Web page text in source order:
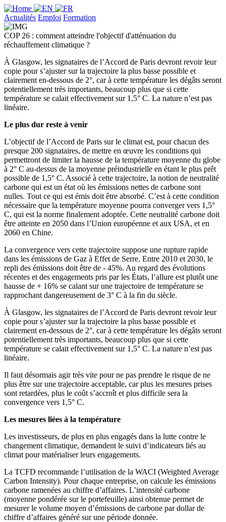
Actualités Emploi Formation
COP 26 : comment atteindre l'objectif d'atténuation du
réchauffement climatique ?
À Glasgow, les signataires de l’Accord de Paris devront revoir leur
copie pour s’ajuster sur la trajectoire la plus basse possible et
clairement en-dessous de 2°, car à cette température les dégâts seront
potentiellement très importants, beaucoup plus que si cette
température se calait effectivement sur 1,5° C. La nature n’est pas
linéaire.
Le plus dur reste à venir
L’objectif de l’Accord de Paris sur le climat est, pour chacun des
presque 200 signataires, de mettre en œuvre les conditions qui
permettront de limiter la hausse de la température moyenne du globe
à 2° C au-dessus de la moyenne préindustrielle en étant le plus prêt
possible de 1,5° C. Associé à cette trajectoire, la notion de neutralité
carbone qui est un état où les émissions nettes de carbone sont
nulles. Tout ce qui est émis doit être absorbé. C’est à cette condition
nécessaire que la température moyenne pourra converger vers 1,5°
C, qui est la norme finalement adoptée. Cette neutralité carbone doit
être atteinte en 2050 dans l’Union européenne et aux USA, et en
2060 en Chine.
La convergence vers cette trajectoire suppose une rupture rapide
dans les émissions de Gaz à Effet de Serre. Entre 2010 et 2030, le
repli des émissions doit être de - 45%. Au regard des évolutions
récentes et des engagements pris par les États, l’allure est plutôt une
hausse de + 16% se calant sur une trajectoire de température se
rapprochant dangereusement de 3° C à la fin du siècle.
À Glasgow, les signataires de l’Accord de Paris devront revoir leur
copie pour s’ajuster sur la trajectoire la plus basse possible et
clairement en-dessous de 2°, car à cette température les dégâts seront
potentiellement très importants, beaucoup plus que si cette
température se calait effectivement sur 1,5° C. La nature n’est pas
linéaire.
Il faut désormais agir très vite pour ne pas prendre le risque de ne
plus être sur une trajectoire acceptable, car plus les mesures prises
sont retardées, plus le coût s’accroît et plus difficile sera la
convergence vers 1,5° C.
Les mesures liées à la température
Les investisseurs, de plus en plus engagés dans la lutte contre le
changement climatique, demandent le suivi d’indicateurs liés au
climat pour matérialiser leurs engagements.
La TCFD recommande l’utilisation de la WACI (Weighted Average
Carbon Intensity). Pour chaque entreprise, on calcule les émissions
carbone ramenées au chiffre d’affaires. L’intensité carbone
(moyenne pondérée sur le portefeuille) ainsi obtenue permet de
mesurer le volume moyen d’émissions de carbone par dollar de
chiffre d’affaires généré sur une période donnée.